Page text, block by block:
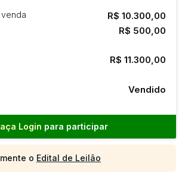
R$ 10.300,00
R$ 500,00
R$ 11.300,00
Vendido
Login para participar
o Edital de Leilão